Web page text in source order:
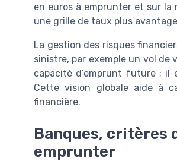
en euros à emprunter et sur la
une grille de taux plus
La gestion des risques
sinistre, par exemple un vol de
capacité d’emprunt future ; il
Cette vision globale aide à
financière.
Banques, critères
emprunter